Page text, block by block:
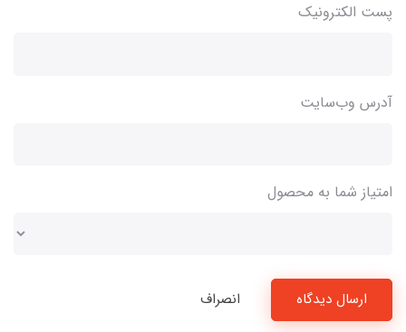
پست الکترونیک
آدرس وب‌سایت
امتیاز شما به محصول
ارسال دیدگاه انصراف